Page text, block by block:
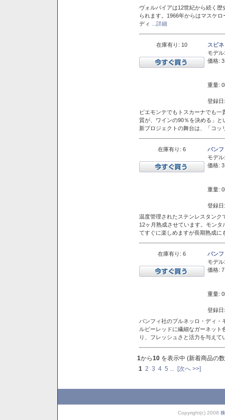
ヴォルパイアは12世紀から続く
られます。1966年からはマスケ
ディ
...詳細
在庫有り: 10
スピ
モデル:
価格:
重量:
登録
ピエモンテでもトスカーナでも
質が、ワインの90％を決める」
新プロジェクトの舞台は、「コ
在庫有り: 6
バン
モデル:
価格:
重量:
登録
温度管理されたステンレスタンク
12ヶ月熟成させています。モン
てすぐに楽しめますが長期熟成に
在庫有り: 6
バン
モデル:
価格:
重量:
登録
バンフィ社のブルネッロ・ディ
ルビーレッドに繊細なガーネッ
り、フレッシュさと活力を与え
1から10 を表示中 (新着商品の
1 2 3 4 5 [次へ >>]
Copyright(c) 2008